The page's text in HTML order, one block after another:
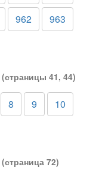
962
963
(страницы 41, 44)
8 9
10
(страница 72)